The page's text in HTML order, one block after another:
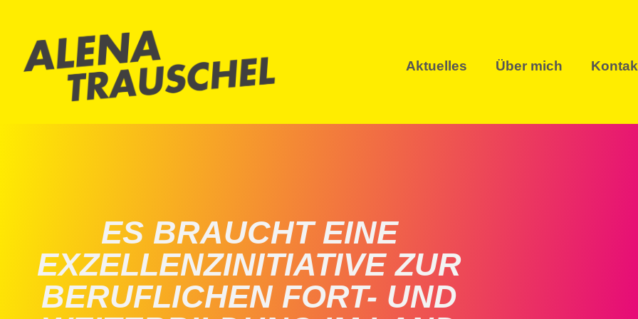
Aktuelles Über mich
ES BRAUCHT EINE
EXZELLENZINITIATIVE ZUR
BERUFLICHEN FORT- UND